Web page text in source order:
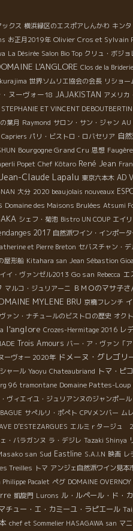
クス 横浜緑区のエスポアしんかわ キン
お正月2019年 Olivier Cros et Sylvain
La Désirée Salon Bio Top クリュ・ボジョ
L'ANGLORE Clos de la Briderie
世界ソムリエ協会の会長 リショ
ヌーヴォー18 JAJAKISTAN アメリカ
ET VINCENT DEBOUTBERTIN
葉月 Raymond サロン・サン・ジャン AU
パリ・ビストロ・ロバセリア 自
Bourgogne Grand Cru 思想
Popet Chef Kôtaro René Jean
Claude Lapalu 東京六本木 AD
大分 2020 beaujolais nouveaux
Domaine des Maisons Brulées Atsumi
シェフ・菊池 Bistro UN COUP エイ
2017 自然派ワイン・インポー
et Pierre Breton セバスチャン・デ
屋形船 Kitahara san Jean Sébastion
イ・ヴァンゼル2013 Go san Rebecca エ
マルコ・ジュリアーニ ＢＭＯのマサ子さ
MYLENE BRU 京橋フレンチ
ヴァン・ナチュールのビストロの歴史 オク
l'anglore Crozes-Hermitage 2016 レ
Trois Amours バー・ア・ヴァン「
ーヴォー 2020年 ドメーヌ・グレゴリ
ャール Yaoyu Chateaubriand トマ・ピコ
96 tramontane Domaine Pattes-Loup
ヴィエイユ・ジュリアンヌのジャンポール
サぺルリ・ポぺト CPVメンバー ム
D’ESTEZARGUES エルミｒタージュ
・バラガンヌ ラ・デジレ Tazaki Shinya
san Sud Eastline S.A.I.N 映画 レ
Treilles トマ アンジェ自然派ワイン見本
Pacalet ペグ DOMAINE
凱旋門 Lurons ル・ルペール・ド・
チュー・エ・カミーユ・ラピエール
chef et Sommelier HASAGAWA san マ